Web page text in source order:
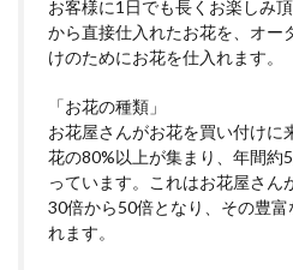
お客様に1日でも長くお楽しみ
から直接仕入れたお花を、オー
けのためにお花を仕入れます。
「お花の種類」
お花屋さんがお花を買い付けに
花の80%以上が集まり、年間約
っています。これはお花屋さん
30倍から50倍となり、その豊
れます。